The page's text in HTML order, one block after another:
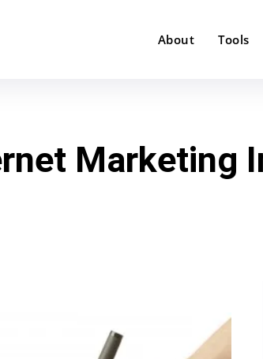
About Tools
Marketing